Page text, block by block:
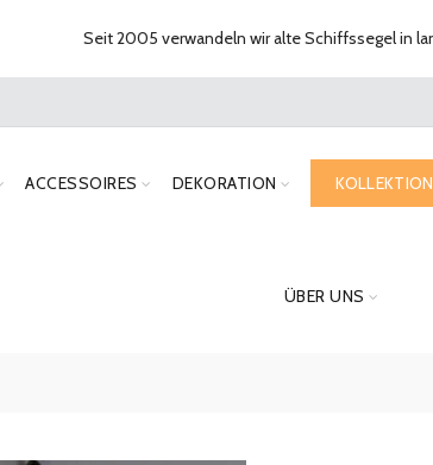
ACCESSOIRES DEKORATION
ÜBER UNS
Seit 2005 verwandeln wir alte Schiffssegel in